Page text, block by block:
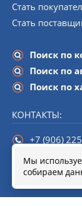
Стать
Стать
Поиск по
Поиск по
Поиск по
КОНТАКТЫ:
+7 (906)
190020,
Мы
собираем